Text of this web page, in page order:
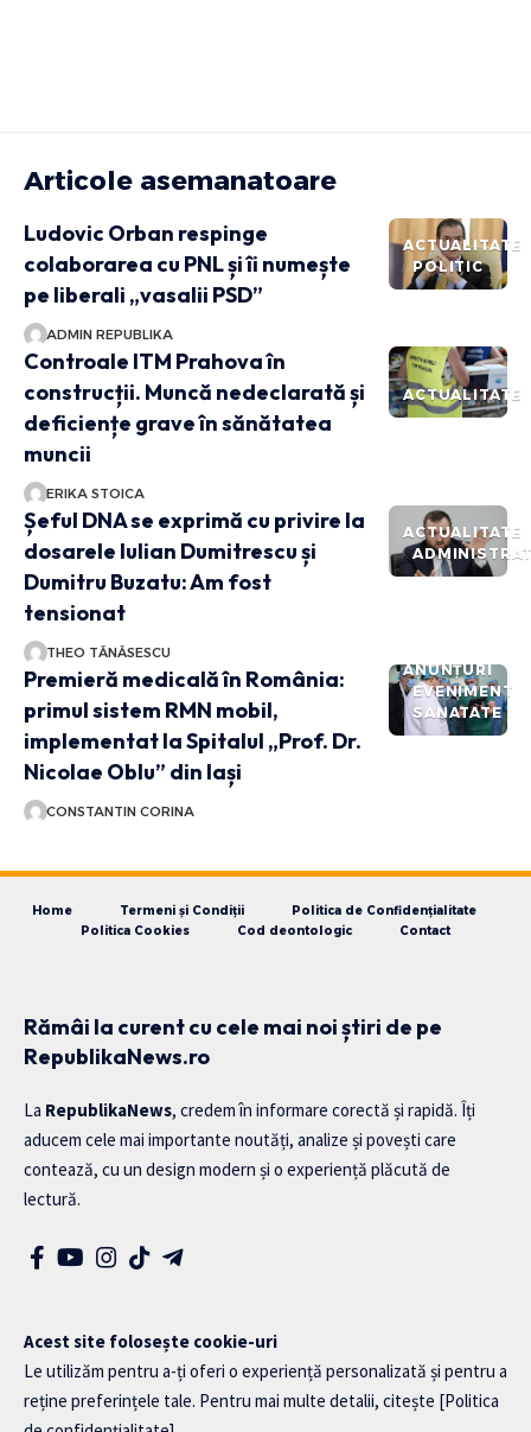
Articole asemanatoare
ACTUALITATE
POLITIC
Ludovic Orban respinge
colaborarea cu PNL și îi numește
pe liberali „vasalii PSD”
ADMIN REPUBLIKA
ACTUALITATE
Controale ITM Prahova în
construcții. Muncă nedeclarată și
deficiențe grave în sănătatea
muncii
ERIKA STOICA
ACTUALITATE
Șeful DNA se exprimă cu privire la
dosarele Iulian Dumitrescu și
Dumitru Buzatu: Am fost
tensionat
THEO TĂNĂSESCU
ANUNȚURI
EVENIMENT
SANATATE
Premieră medicală în România:
primul sistem RMN mobil,
implementat la Spitalul „Prof. Dr.
Nicolae Oblu” din Iași
CONSTANTIN CORINA
Home Termeni și Condiții
Politica de Confidențialitate
Politica Cookies
Cod deontologic Contact
Rămâi la curent cu cele mai noi știri de pe
RepublikaNews.ro
La RepublikaNews, credem în informare corectă și rapidă. Îți
aducem cele mai importante noutăți, analize și povești care
contează, cu un design modern și o experiență plăcută de
lectură.
Acest site folosește cookie-uri
Le utilizăm pentru a-ți oferi o experiență personalizată și pentru a
reține preferințele tale. Pentru mai multe detalii, citește [Politica